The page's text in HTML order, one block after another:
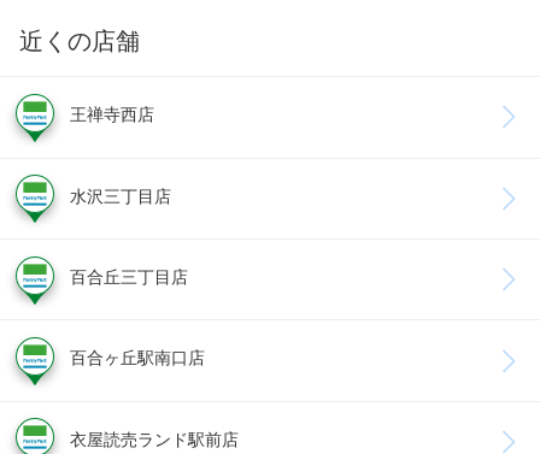
近くの店舗
王禅寺西店
水沢三丁目店
百合丘三丁目店
百合ヶ丘駅南口店
衣屋読売ランド駅前店